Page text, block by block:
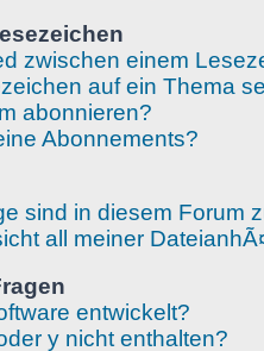
zwischen einem
auf ein Thema
abonnieren?
Abonnements?
sind in diesem Forum
all meiner
entwickelt?
y nicht enthalten?